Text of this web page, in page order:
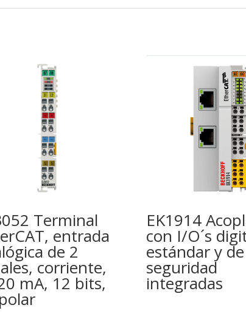
Terminal
entrada
de 2
corriente,
mA, 12 bits,
EK1914
con I/O´s
estándar y de
seguridad
integradas